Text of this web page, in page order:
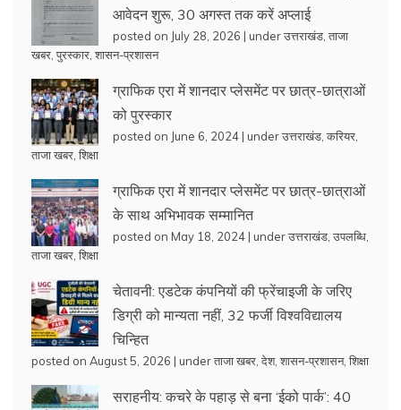
आवेदन शुरू, 30 अगस्त तक करें अप्लाई
posted on July 28, 2026 | underउत्तराखंड ताजा
खबर पुरस्कार शासन-प्रशासन
ग्राफिक एरा में शानदार प्लेसमेंट पर छात्र-छात्राओं
को पुरस्कार
posted on June 6, 2024 | underउत्तराखंड करियर
ताजा खबर शिक्षा
ग्राफिक एरा में शानदार प्लेसमेंट पर छात्र-छात्राओं
के साथ अभिभावक सम्मानित
posted on May 18, 2024 | underउत्तराखंड उपलब्धि
ताजा खबर शिक्षा
चेतावनी: एडटेक कंपनियों की फ्रेंचाइजी के जरिए
डिग्री को मान्यता नहीं, 32 फर्जी विश्वविद्यालय
चिन्हित
posted on August 5, 2026 | underताजा खबर देश, शासन-प्रशासन, शिक्षा
सराहनीय: कचरे के पहाड़ से बना ‘ईको पार्क’: 40